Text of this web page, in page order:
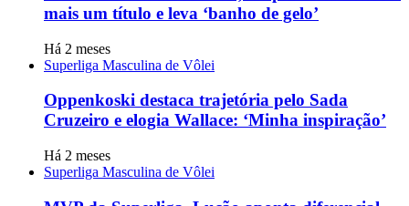
mais um título e leva ‘banho de gelo’
Há 2 meses
Superliga Masculina de Vôlei
Oppenkoski destaca trajetória pelo Sada
Cruzeiro e elogia Wallace: ‘Minha inspiração’
Há 2 meses
Superliga Masculina de Vôlei